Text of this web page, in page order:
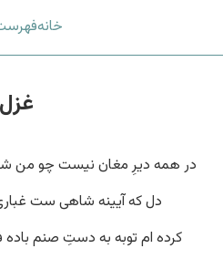
خانه
غزل
در همه دیرِ مغان نیست چو من
دل که آیینه شاهی ست
کرده ام توبه به دستِ صنم